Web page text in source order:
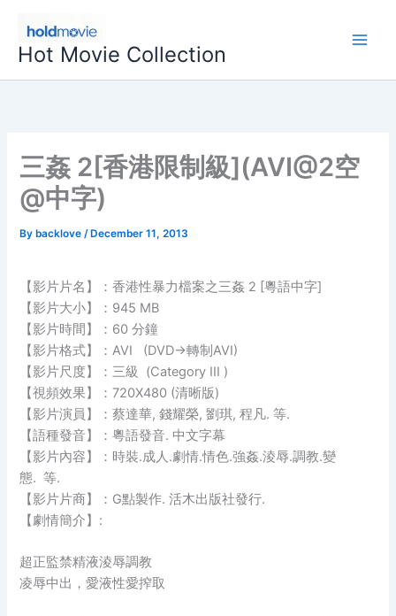
content
Hot Movie Collection
三姦 2[香港限制級](AVI@2空
@中字)
By backlove/ December 11, 2013
【影片片名】：香港性暴力檔案之三姦 2 [粵語中字]
【影片大小】：945 MB
【影片時間】：60 分鐘
【影片格式】：AVI (DVD→轉制AVI)
【影片尺度】：三級 (Category III )
【視頻效果】：720X480 (清晰版)
【影片演員】：蔡達華, 錢耀榮, 劉琪, 程凡. 等.
【語種發音】：粵語發音. 中文字幕
【影片內容】：時裝.成人.劇情.情色.強姦.淩辱.調教.變
態. 等.
【影片片商】：G點製作. 活木出版社發行.
【劇情簡介】:
超正監禁精液淩辱調教
凌辱中出，愛液性愛搾取